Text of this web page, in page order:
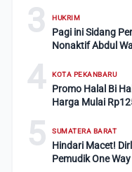
3 HUKRIM
Pagi ini Sidang
Nonaktif Abdul
4 KOTA PEKANBARU
Promo Halal Bi
Harga Mulai
5 SUMATERA BARAT
Hindari Macet!
Pemudik One